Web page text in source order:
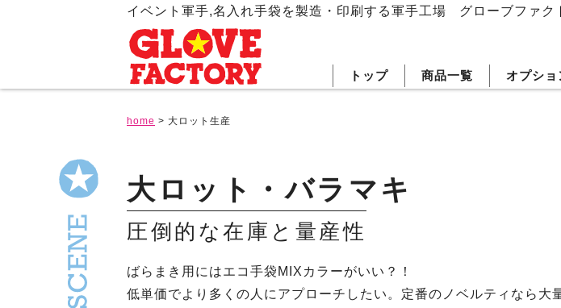
イベント軍手,名入れ手袋を製造・印刷する軍手工場 グローブファク
トップ 商品一覧 オプショ
home > 大ロット生産
大ロット・バラマキ
圧倒的な在庫と量産性
ばらまき用にはエコ手袋MIXカラーがいい？！
低単価でより多くの人にアプローチしたい。定番のノベルティなら